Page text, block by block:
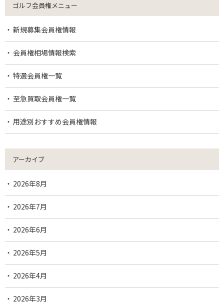
ゴルフ会員権メニュー
新規募集会員権情報
会員権相場情報検索
特選会員権一覧
至急買取会員権一覧
用途別おすすめ会員権情報
アーカイブ
2026年8月
2026年7月
2026年6月
2026年5月
2026年4月
2026年3月